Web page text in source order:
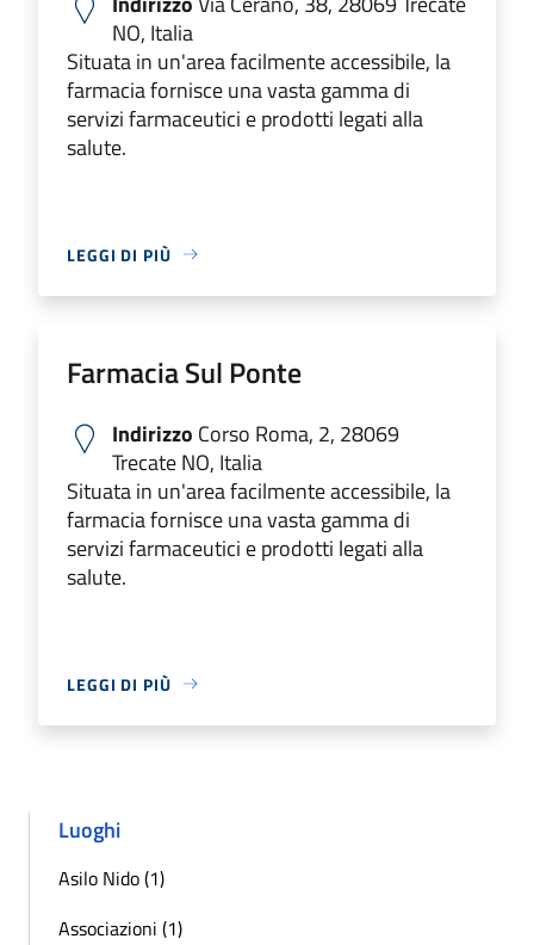
NO, Italia
Situata in un'area facilmente accessibile, la
farmacia fornisce una vasta gamma di
servizi farmaceutici e prodotti legati alla
salute.
LEGGI DI PIÙ
Farmacia Sul Ponte
Indirizzo Corso Roma, 2, 28069
Trecate NO, Italia
Situata in un'area facilmente accessibile, la
farmacia fornisce una vasta gamma di
servizi farmaceutici e prodotti legati alla
salute.
LEGGI DI PIÙ
Luoghi
Asilo Nido (1)
Associazioni (1)